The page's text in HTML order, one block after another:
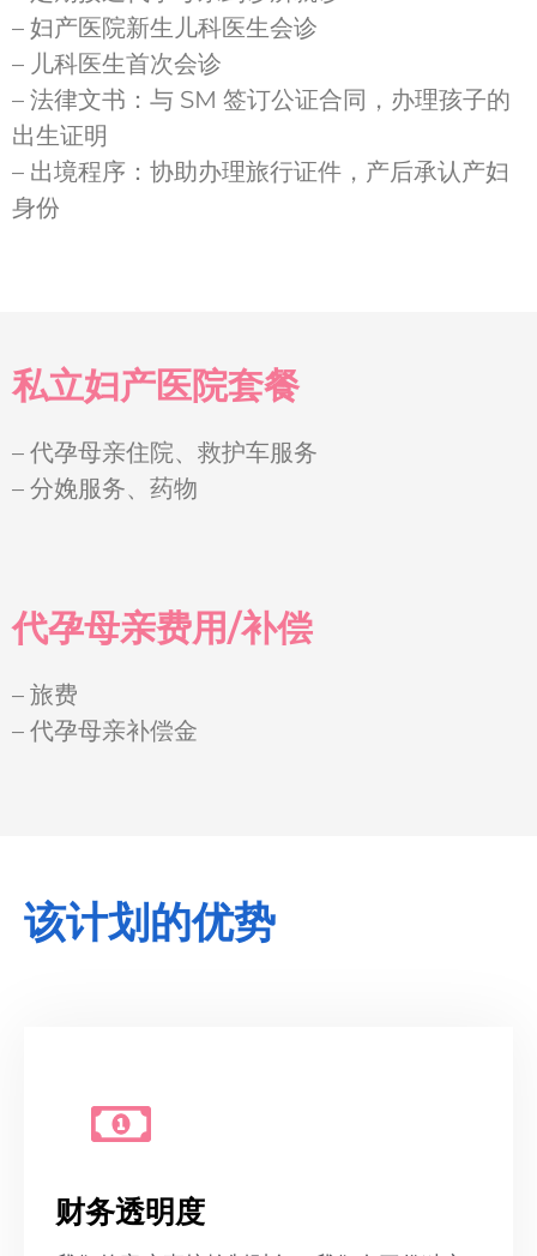
– 妇产医院新生儿科医生会诊
– 儿科医生首次会诊
– 法律文书：与 SM 签订公证合同，办理孩子的
出生证明
– 出境程序：协助办理旅行证件，产后承认产妇
身份
私立妇产医院套餐
– 代孕母亲住院、救护车服务
– 分娩服务、药物
代孕母亲费用/补偿
– 旅费
– 代孕母亲补偿金
该计划的优势
财务透明度